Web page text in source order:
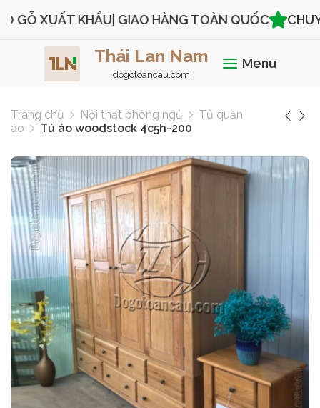
XUẤT KHẨU| GIAO HÀNG TOÀN QUỐC CHUYÊN
Thái Lan Nam
dogotoancau.com
Menu
Trang chủ Nội thất phòng ngủ
Tủ quần
áo
Tủ áo woodstock 4c5h-200